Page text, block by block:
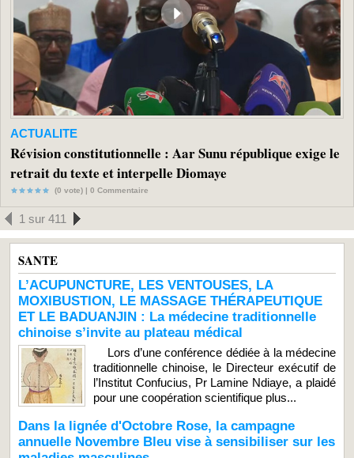
ACTUALITE
Révision constitutionnelle : Aar Sunu république exige le
retrait du texte et interpelle Diomaye
(0 vote) | 0 Commentaire
1 sur 411
SANTE
L’ACUPUNCTURE, LES VENTOUSES, LA
MOXIBUSTION, LE MASSAGE THÉRAPEUTIQUE
ET LE BADUANJIN : La médecine traditionnelle
chinoise s’invite au plateau médical
Lors d’une conférence dédiée à la médecine
traditionnelle chinoise, le Directeur exécutif de
l’Institut Confucius, Pr Lamine Ndiaye, a plaidé
pour une coopération scientifique plus...
Dans la lignée d'Octobre Rose, la campagne
annuelle Novembre Bleu vise à sensibiliser sur les